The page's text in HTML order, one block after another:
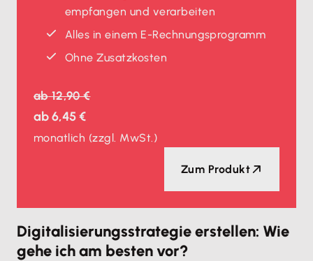
empfangen und verarbeiten
Alles in einem E-Rechnungsprogramm
Ohne Zusatzkosten
ab12,90 €
ab6,45 €
monatlich (zzgl. MwSt.)
Zum Produkt
Digitalisierungsstrategie erstellen: Wie
gehe ich am besten vor?